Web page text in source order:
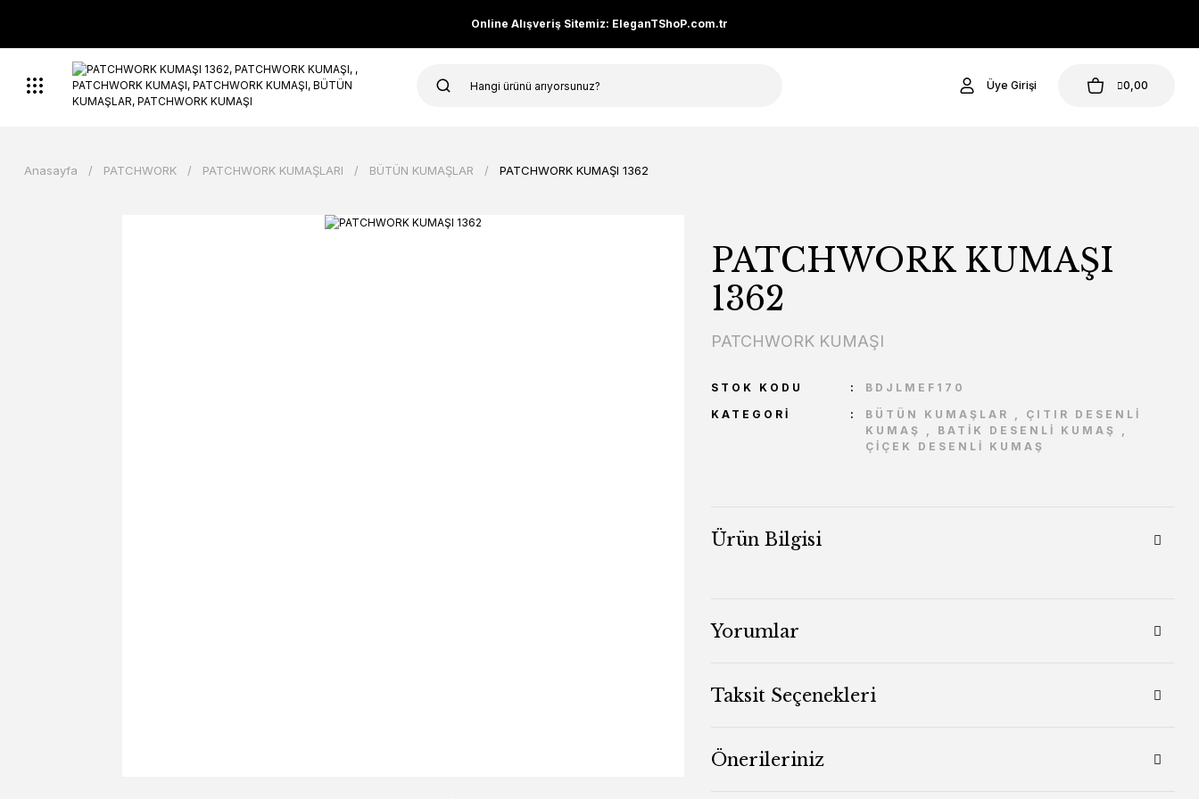
Online Alışveriş Sitemiz: EleganTShoP.com.tr
Üye Girişi 0,00
Anasayfa PATCHWORK PATCHWORK KUMAŞLARI BÜTÜN KUMAŞLAR PATCHWORK KUMAŞI 1362
PATCHWORK KUMAŞI
1362
PATCHWORK KUMAŞI
STOK KODU
BDJLMEF170
KATEGORI
BÜTÜN KUMAŞLAR , ÇITIR DESENLİ
KUMAŞ
, BATİK DESENLİ KUMAŞ
,
ÇİÇEK DESENLİ KUMAŞ
Ürün Bilgisi
Yorumlar
Taksit Seçenekleri
Önerileriniz